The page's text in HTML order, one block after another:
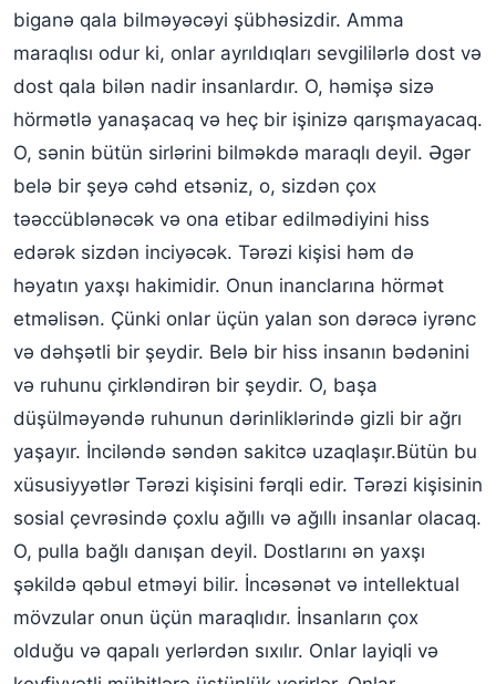
biganə qala bilməyəcəyi şübhəsizdir. Amma
maraqlısı odur ki, onlar ayrıldıqları sevgililərlə dost və
dost qala bilən nadir insanlardır. O, həmişə sizə
hörmətlə yanaşacaq və heç bir işinizə qarışmayacaq.
O, sənin bütün sirlərini bilməkdə maraqlı deyil. Əgər
belə bir şeyə cəhd etsəniz, o, sizdən çox
təəccüblənəcək və ona etibar edilmədiyini hiss
edərək sizdən inciyəcək. Tərəzi kişisi həm də
həyatın yaxşı hakimidir. Onun inanclarına hörmət
etməlisən. Çünki onlar üçün yalan son dərəcə iyrənc
və dəhşətli bir şeydir. Belə bir hiss insanın bədənini
və ruhunu çirkləndirən bir şeydir. O, başa
düşülməyəndə ruhunun dərinliklərində gizli bir ağrı
yaşayır. İnciləndə səndən sakitcə uzaqlaşır.Bütün bu
xüsusiyyətlər Tərəzi kişisini fərqli edir. Tərəzi kişisinin
sosial çevrəsində çoxlu ağıllı və ağıllı insanlar olacaq.
O, pulla bağlı danışan deyil. Dostlarını ən yaxşı
şəkildə qəbul etməyi bilir. İncəsənət və intellektual
mövzular onun üçün maraqlıdır. İnsanların çox
olduğu və qapalı yerlərdən sıxılır. Onlar layiqli və